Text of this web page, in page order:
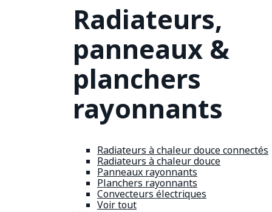
Radiateurs,
panneaux &
planchers
rayonnants
Radiateurs à chaleur douce connectés
Radiateurs à chaleur douce
Panneaux rayonnants
Planchers rayonnants
Convecteurs électriques
Voir tout